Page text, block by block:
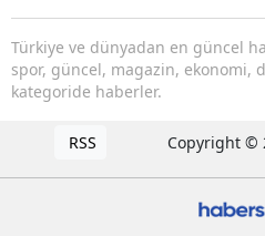
Türkiye ve dünyadan en güncel
spor, güncel, magazin, ekonomi,
kategoride haberler.
RSS Copyright ©